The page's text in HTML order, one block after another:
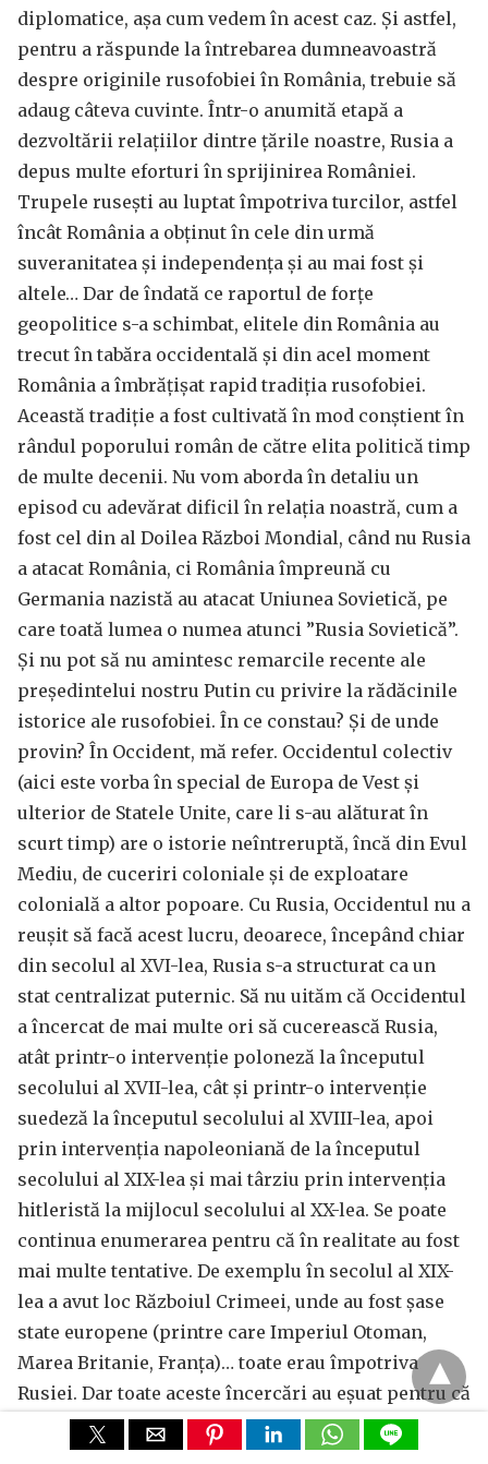
diplomatice, așa cum vedem în acest caz. Și astfel,
pentru a răspunde la întrebarea dumneavoastră
despre originile rusofobiei în România, trebuie să
adaug câteva cuvinte. Într-o anumită etapă a
dezvoltării relațiilor dintre țările noastre, Rusia a
depus multe eforturi în sprijinirea României.
Trupele rusești au luptat împotriva turcilor, astfel
încât România a obținut în cele din urmă
suveranitatea și independența și au mai fost și
altele… Dar de îndată ce raportul de forțe
geopolitice s-a schimbat, elitele din România au
trecut în tabăra occidentală și din acel moment
România a îmbrățișat rapid tradiția rusofobiei.
Această tradiție a fost cultivată în mod conștient în
rândul poporului român de către elita politică timp
de multe decenii. Nu vom aborda în detaliu un
episod cu adevărat dificil în relația noastră, cum a
fost cel din al Doilea Război Mondial, când nu Rusia
a atacat România, ci România împreună cu
Germania nazistă au atacat Uniunea Sovietică, pe
care toată lumea o numea atunci ”Rusia Sovietică”.
Și nu pot să nu amintesc remarcile recente ale
președintelui nostru Putin cu privire la rădăcinile
istorice ale rusofobiei. În ce constau? Și de unde
provin? În Occident, mă refer. Occidentul colectiv
(aici este vorba în special de Europa de Vest și
ulterior de Statele Unite, care li s-au alăturat în
scurt timp) are o istorie neîntreruptă, încă din Evul
Mediu, de cuceriri coloniale și de exploatare
colonială a altor popoare. Cu Rusia, Occidentul nu a
reușit să facă acest lucru, deoarece, începând chiar
din secolul al XVI-lea, Rusia s-a structurat ca un
stat centralizat puternic. Să nu uităm că Occidentul
a încercat de mai multe ori să cucerească Rusia,
atât printr-o intervenție poloneză la începutul
secolului al XVII-lea, cât și printr-o intervenție
suedeză la începutul secolului al XVIII-lea, apoi
prin intervenția napoleoniană de la începutul
secolului al XIX-lea și mai târziu prin intervenția
hitleristă la mijlocul secolului al XX-lea. Se poate
continua enumerarea pentru că în realitate au fost
mai multe tentative. De exemplu în secolul al XIX-
lea a avut loc Războiul Crimeei, unde au fost șase
state europene (printre care Imperiul Otoman,
Marea Britanie, Franța)… toate erau împotriva
Rusiei. Dar toate aceste încercări au eșuat pentru că
Rusia a avut întotdeauna o tradiție de suveranitate
și de independență a politicii sale. Acest lucru a